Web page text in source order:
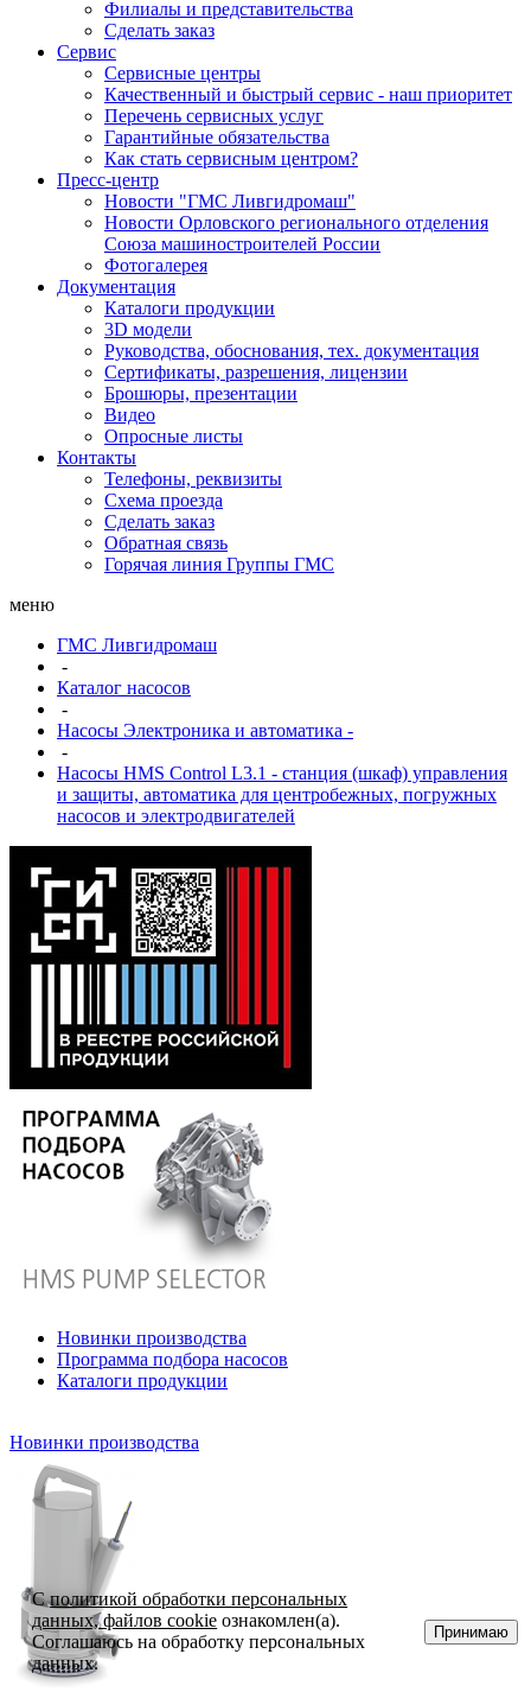
Филиалы и представительства
Сделать заказ
Сервис
Сервисные центры
Качественный и быстрый сервис - наш приоритет
Перечень сервисных услуг
Гарантийные обязательства
Как стать сервисным центром?
Пресс-центр
Новости "ГМС Ливгидромаш"
Новости Орловского регионального отделения
Союза машиностроителей России
Фотогалерея
Документация
Каталоги продукции
3D модели
Руководства, обоснования, тех. документация
Сертификаты, разрешения, лицензии
Брошюры, презентации
Видео
Опросные листы
Контакты
Телефоны, реквизиты
Схема проезда
Сделать заказ
Обратная связь
Горячая линия Группы ГМС
меню
ГМС Ливгидромаш
-
Каталог насосов
-
Насосы Электроника и автоматика -
-
Насосы HMS Control L3.1 - станция (шкаф) управления
и защиты, автоматика для центробежных, погружных
насосов и электродвигателей
Новинки производства
Программа подбора насосов
Каталоги продукции
Новинки производства
Сполитикой обработки персональных
данных, файлов cookie ознакомлен(а).
Соглашаюсь на обработку персональных
данных.
Принимаю